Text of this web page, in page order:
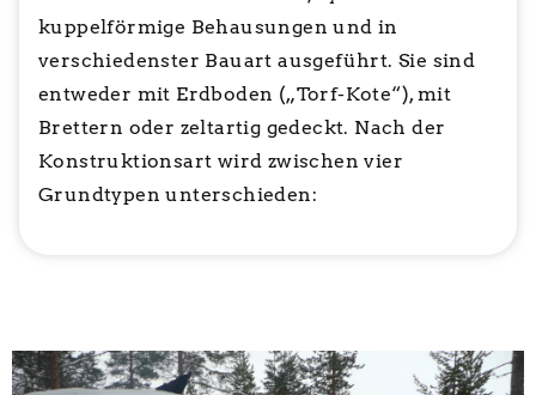
kuppelförmige Behausungen und in
verschiedenster Bauart ausgeführt. Sie sind
entweder mit Erdboden („Torf-Kote“), mit
Brettern oder zeltartig gedeckt. Nach der
Konstruktionsart wird zwischen vier
Grundtypen unterschieden: